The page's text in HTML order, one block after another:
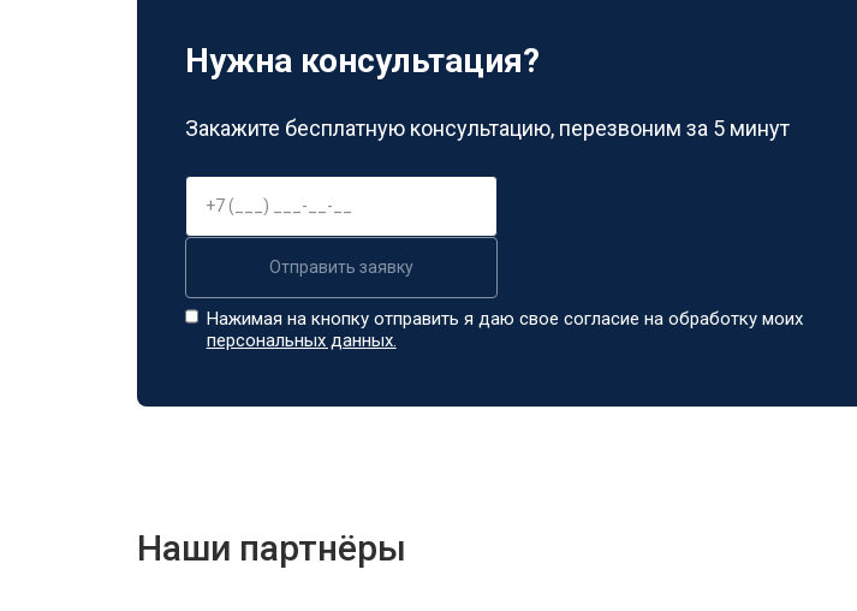
Нужна консультация?
Закажите бесплатную консультацию, перезвоним за 5 минут
Отправить заявку
Нажимая на кнопку отправить я даю свое согласие на обработку моих
персональных данных.
Наши партнёры